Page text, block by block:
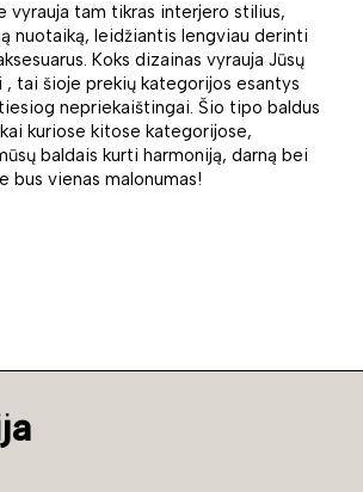
vyrauja tam tikras interjero stilius,
nuotaiką, leidžiantis lengviau derinti
Koks dizainas vyrauja Jūsų
, tai šioje prekių kategorijos esantys
nepriekaištingai. Šio tipo baldus
kuriose kitose kategorijose,
baldais kurti harmoniją, darną bei
bus vienas malonumas!